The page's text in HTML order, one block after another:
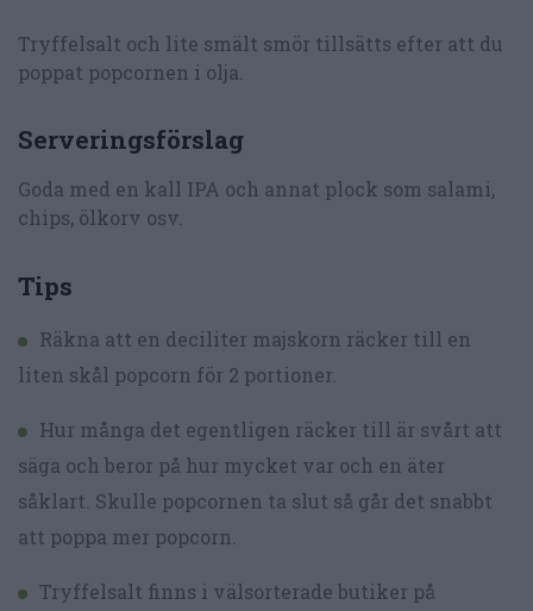
Tryffelsalt och lite smält smör tillsätts efter att du
poppat popcornen i olja.
Serveringsförslag
Goda med en kall IPA och annat plock som salami,
chips, ölkorv osv.
Tips
Räkna att en deciliter majskorn räcker till en
liten skål popcorn för 2 portioner.
Hur många det egentligen räcker till är svårt att
säga och beror på hur mycket var och en äter
såklart. Skulle popcornen ta slut så går det snabbt
att poppa mer popcorn.
Tryffelsalt finns i välsorterade butiker på